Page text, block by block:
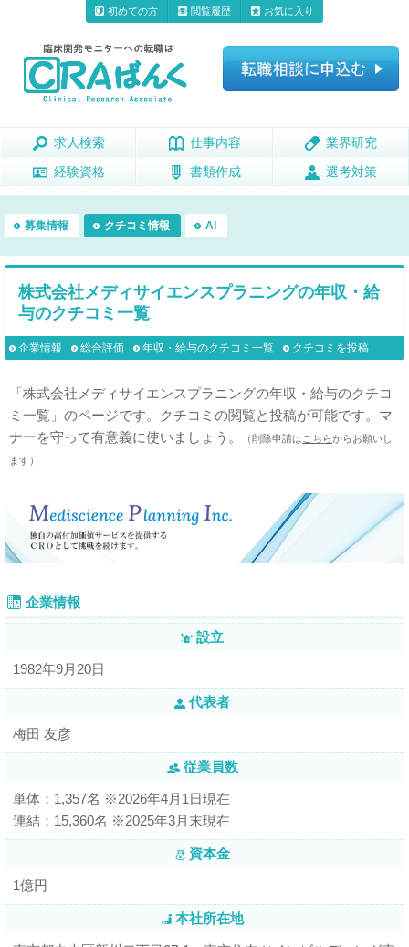
初めての方 閲覧履歴 お気に入り
求人検索
求人検索 仕事内容
仕事内容 業界研究
業界研究
経験資格
経験資格 書類作成
書類作成 選考対策
選考対策
募集情報 クチコミ情報 AI
株式会社メディサイエンスプラニングの年収・給
与のクチコミ一覧
企業情報 総合評価 年収・給与のクチコミ一覧 クチコミを投稿
「株式会社メディサイエンスプラニングの年収・給与のクチコ
ミ一覧」のページです。クチコミの閲覧と投稿が可能です。マ
ナーを守って有意義に使いましょう。
（削除申請は こちらからお願いし
ます）
企業情報
設立
1982年9月20日
代表者
梅田 友彦
従業員数
単体：1,357名 ※2026年4月1日現在
連結：15,360名 ※2025年3月末現在
資本金
1億円
本社所在地